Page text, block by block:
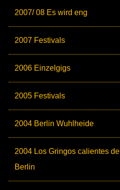
2007/ 08 Es wird eng
2007 Festivals
2006 Einzelgigs
2005 Festivals
2004 Berlin Wuhlheide
2004 Los Gringos calientes de
Berlin